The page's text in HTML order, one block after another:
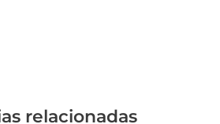
relacionadas